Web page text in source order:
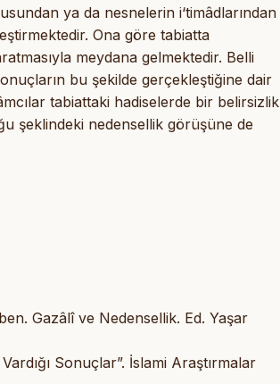
ya da nesnelerin i‘timâdlarından
Ona göre tabiatta
meydana gelmektedir. Belli
bu şekilde gerçekleştiğine dair
tabiattaki hadiselerde bir belirsizlik
şeklindeki nedensellik görüşüne de
Gazâlî ve Nedensellik. Ed. Yaşar
Sonuçlar”. İslami Araştırmalar